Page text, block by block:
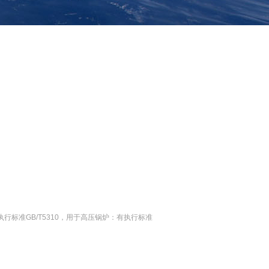
标准GB/T5310，用于高压锅炉：有执行标准